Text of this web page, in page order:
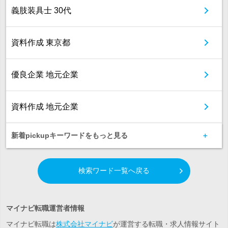
義肢装具士 30代
資料作成 東京都
優良企業 地元企業
資料作成 地元企業
新着pickupキーワードをもっと見る
検索ワード一覧へ戻る
マイナビ転職運営者情報
マイナビ転職は株式会社マイナビが運営する転職・求人情報サイト